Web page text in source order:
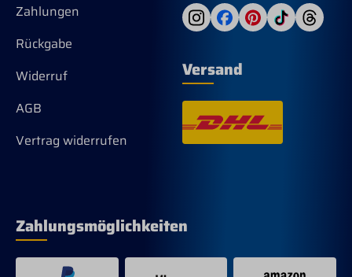
Zahlungen
Rückgabe
Widerruf
AGB
Vertrag widerrufen
Versand
Zahlungsmöglichkeiten